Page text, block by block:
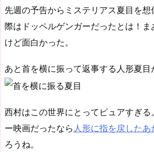
先週の予告からミステリアス夏目を
際はドッペルゲンガーだったとは！ま
けど面白かった。
あと首を横に振って返事する人形夏目
西村はこの世界にとってピュアすぎる
ー映画だったなら 人形に指を戻したあ
ろうね。